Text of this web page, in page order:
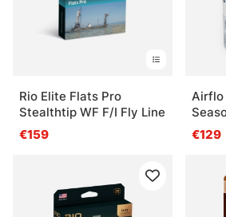
Rio Elite Flats Pro
Stealthtip WF F/I Fly Line
€159
Airflo
€129